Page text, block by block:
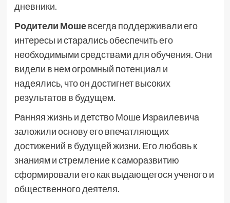
дневники.
Родители Мошевсегда поддерживали его
интересы и старались обеспечить его
необходимыми средствами для обучения. Они
видели в нем огромный потенциал и
надеялись, что он достигнет высоких
результатов в будущем.
Ранняя жизнь и детство Моше Израилевича
заложили основу его впечатляющих
достижений в будущей жизни. Его любовь к
знаниям и стремление к саморазвитию
сформировали его как выдающегося ученого и
общественного деятеля.